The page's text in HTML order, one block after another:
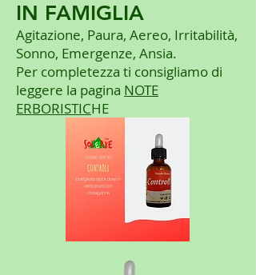
IN FAMIGLIA
Agitazione, Paura, Aereo, Irritabilità,
Sonno, Emergenze, Ansia.
Per completezza ti consigliamo di
leggere la pagina NOTE
ERBORISTICHE